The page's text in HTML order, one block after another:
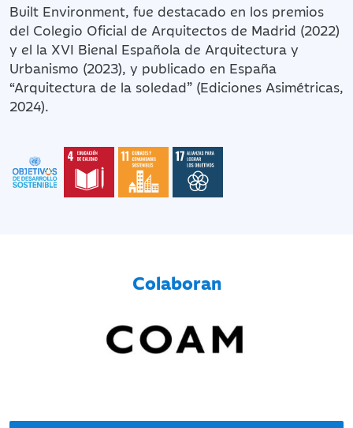
Built Environment, fue destacado en los premios
del Colegio Oficial de Arquitectos de Madrid (2022)
y el la XVI Bienal Española de Arquitectura y
Urbanismo (2023), y publicado en España
“Arquitectura de la soledad” (Ediciones Asimétricas,
2024).
Colaboran